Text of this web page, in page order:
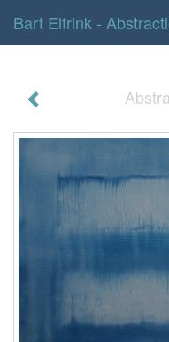
Bart Elfrink -